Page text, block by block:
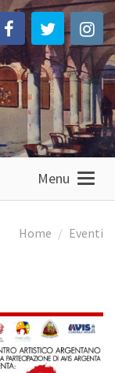
Menu
Home Eventi